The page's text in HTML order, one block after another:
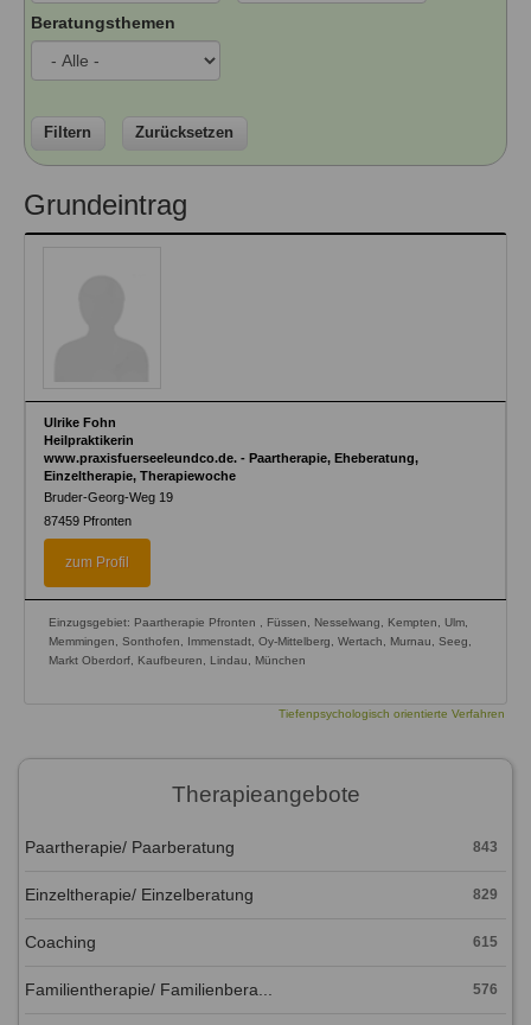
Qualitätssicherung
Qualität unserer Therapeuten
Familienthemen
Veranstaltungen
Seminare und Kurse
Fortbildungen
Ausbildungsinstitute
Information über Qualifikation
Liste der Fachverbände
Sitemap
Links
Formular zur Registrierung
Beratungsthemen
Filtern Zurücksetzen
Grundeintrag
Ulrike Fohn
Heilpraktikerin
www.praxisfuerseeleundco.de. - Paartherapie, Eheberatung,
Einzeltherapie, Therapiewoche
Bruder-Georg-Weg 19
87459 Pfronten
zum Profil
Einzugsgebiet: Paartherapie Pfronten , Füssen, Nesselwang, Kempten, Ulm,
Memmingen, Sonthofen, Immenstadt, Oy-Mittelberg, Wertach, Murnau, Seeg,
Markt Oberdorf, Kaufbeuren, Lindau, München
Tiefenpsychologisch orientierte Verfahren
Therapieangebote
Paartherapie/ Paarberatung 843
Einzeltherapie/ Einzelberatung 829
Coaching 615
Familientherapie/ Familienbera... 576